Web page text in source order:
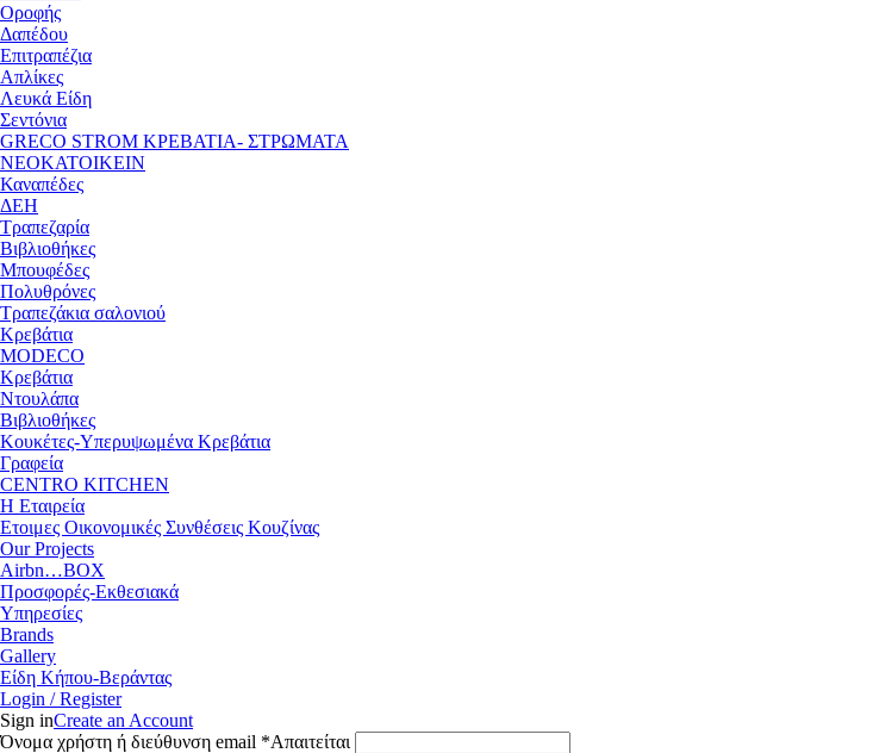
Οροφής
Δαπέδου
Επιτραπέζια
Απλίκες
Λευκά Είδη
Σεντόνια
GRECO STROM ΚΡΕΒΑΤΙΑ- ΣΤΡΩΜΑΤΑ
ΝΕΟΚΑΤΟΙΚΕΙΝ
Καναπέδες
ΔΕΗ
Τραπεζαρία
Βιβλιοθήκες
Μπουφέδες
Πολυθρόνες
Τραπεζάκια σαλονιού
Κρεβάτια
MODECO
Κρεβάτια
Ντουλάπα
Βιβλιοθήκες
Κουκέτες-Υπερυψωμένα Κρεβάτια
Γραφεία
CENTRO KITCHEN
Η Εταιρεία
Ετοιμες Οικονομικές Συνθέσεις Κουζίνας
Our Projects
Airbn…BOX
Προσφορές-Εκθεσιακά
Υπηρεσίες
Brands
Gallery
Είδη Κήπου-Βεράντας
Login / Register
Sign inCreate an Account
Όνομα χρήστη ή διεύθυνση email *Απαιτείται